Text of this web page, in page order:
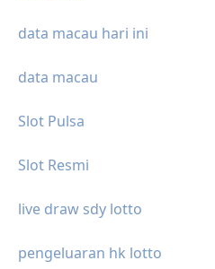
data macau hari ini
data macau
Slot Pulsa
Slot Resmi
live draw sdy lotto
pengeluaran hk lotto